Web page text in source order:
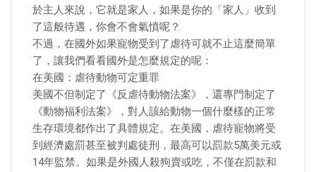
於主人來說，它就是家人，如果是你的「家人」收到
了這般待遇，你會不會氣憤呢？
不過，在國外如果寵物受到了虐待可就不止這麼簡單
了，讓我們看看國外是怎麼規定的呢：
在美國：虐待動物可定重罪
美國不但制定了《反虐待動物法案》，還專門制定了
《動物福利法案》，對人該給動物一個什麼樣的正常
生存環境都作出了具體規定。在美國，虐待寵物將受
到經濟處罰甚至被判處徒刑，最高可以罰款5萬美元或
14年監禁。如果是外國人殺狗賣或吃，不僅在罰款和